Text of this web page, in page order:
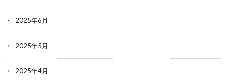
2025年6月
2025年5月
2025年4月